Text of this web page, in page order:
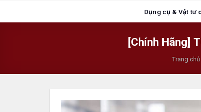
Dụng cụ & Vật tư
[Chính Hãng]
Trang chủ